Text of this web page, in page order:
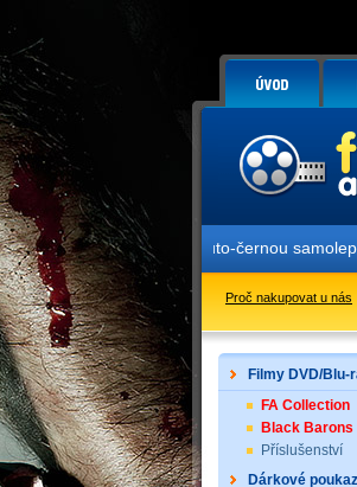
žluto-černou samolepkou 4K
Proč nakupovat u nás
Filmy DVD/Blu-
FA Collection
Black Barons
Příslušenství
Dárkové